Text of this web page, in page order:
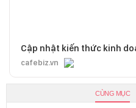
Cập nhật kiến thức kinh
cafebiz.vn
CÙNG MỤC